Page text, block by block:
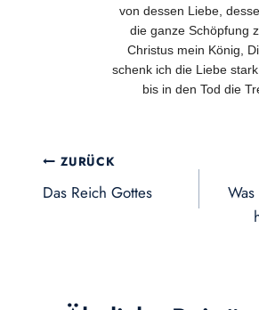
von dessen Liebe,
die ganze Schöpfung
Christus mein König,
schenk ich die Liebe stark
bis in den Tod die
Beitragsnavigation
ZURÜCK
Das Reich Gottes